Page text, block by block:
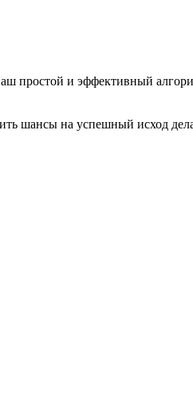
простой и эффективный
шансы на успешный исход